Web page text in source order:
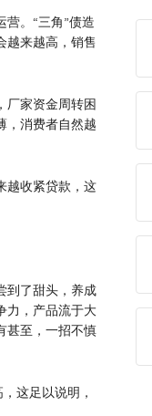
。“三角”债造
越来越高，销售
厂家资金周转困
，消费者自然越
越收紧贷款，这
到了甜头，养成
力，产品流于大
甚至，一招不慎
这足以说明，